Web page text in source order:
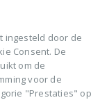
ingesteld door de
Consent. De
om de
voor de
"Prestaties" op